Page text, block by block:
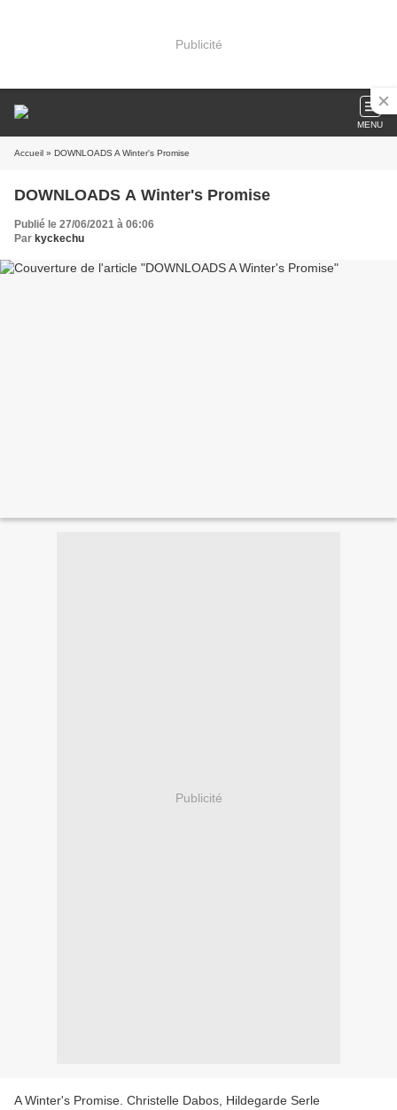
Publicité
MENU
Accueil » DOWNLOADS A Winter's Promise
DOWNLOADS A Winter's Promise
Publié le 27/06/2021 à 06:06
Par kyckechu
Publicité
A Winter's Promise. Christelle Dabos, Hildegarde Serle